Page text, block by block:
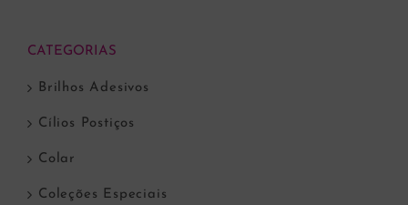
CATEGORIAS
Brilhos Adesivos
Cílios Postiços
Colar
Coleções Especiais